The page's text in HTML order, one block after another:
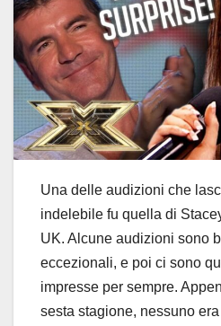
Una delle audizioni che
indelebile fu quella di
UK. Alcune audizioni sono
eccezionali, e poi ci sono
impresse per sempre.
sesta stagione, nessuno